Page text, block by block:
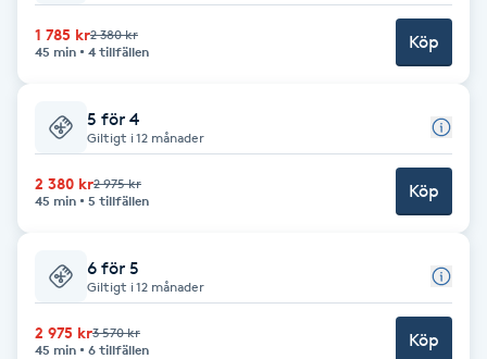
Fotvård
Fransar
Fransborttagning
Fransfärgning
Fransförlängning
1 785 kr2 380 kr
45 min
4 tillfällen Köp
5 för 4
Giltigt i 12 månader
2 380 kr2 975 kr
45 min
5 tillfällen Köp
6 för 5
Giltigt i 12 månader
2 975 kr3 570 kr
45 min
6 tillfällen Köp